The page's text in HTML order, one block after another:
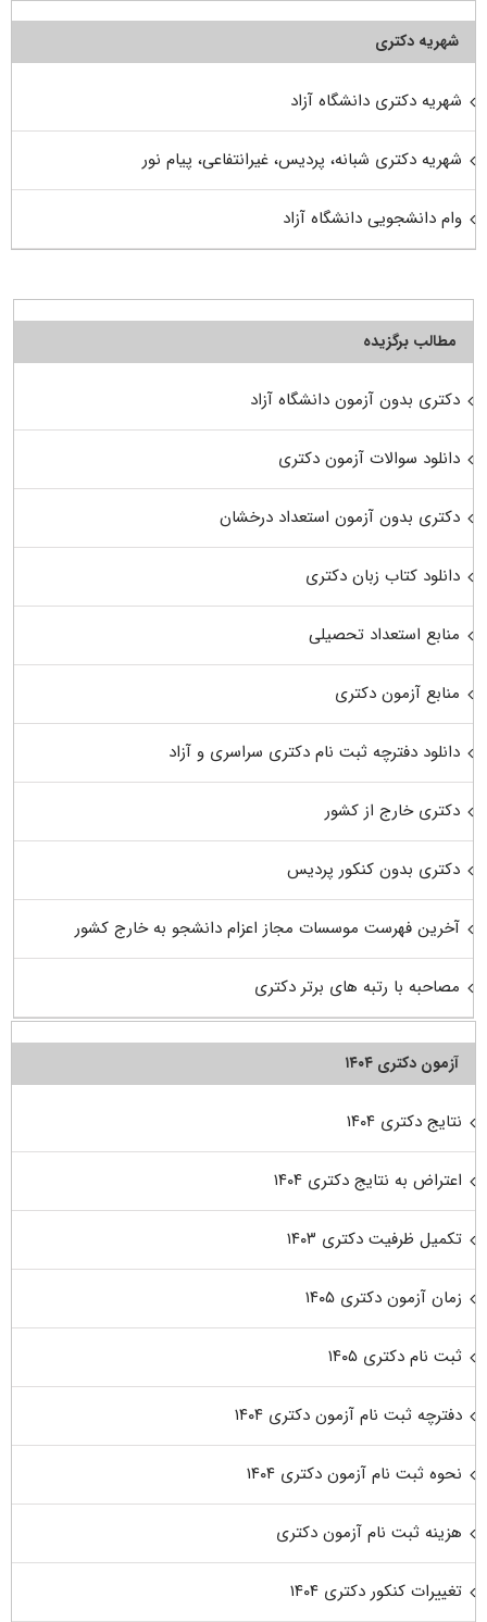
شهریه دکتری
شهریه دکتری دانشگاه آزاد
شهریه دکتری شبانه، پردیس، غیرانتفاعی، پیام نور
وام دانشجویی دانشگاه آزاد
مطالب برگزیده
دکتری بدون آزمون دانشگاه آزاد
دانلود سوالات آزمون دکتری
دکتری بدون آزمون استعداد درخشان
دانلود کتاب زبان دکتری
منابع استعداد تحصیلی
منابع آزمون دکتری
دانلود دفترچه ثبت نام دکتری سراسری و آزاد
دکتری خارج از کشور
دکتری بدون کنکور پردیس
آخرین فهرست موسسات مجاز اعزام دانشجو به خارج کشور
مصاحبه با رتبه های برتر دکتری
آزمون دکتری ۱۴۰۴
نتایج دکتری ۱۴۰۴
اعتراض به نتایج دکتری ۱۴۰۴
تکمیل ظرفیت دکتری ۱۴۰۳
زمان آزمون دکتری ۱۴۰۵
ثبت نام دکتری ۱۴۰۵
دفترچه ثبت نام آزمون دکتری ۱۴۰۴
نحوه ثبت نام آزمون دکتری ۱۴۰۴
هزینه ثبت نام آزمون دکتری
تغییرات کنکور دکتری ۱۴۰۴